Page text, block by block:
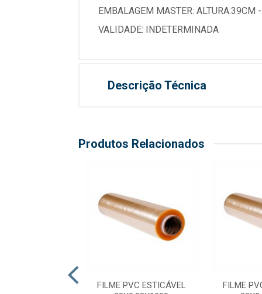
EMBALAGEM MASTER:
VALIDADE: INDETERMINADA
Descrição Técnica
Produtos Relacionados
FILME PVC ESTICÁVEL
FILME